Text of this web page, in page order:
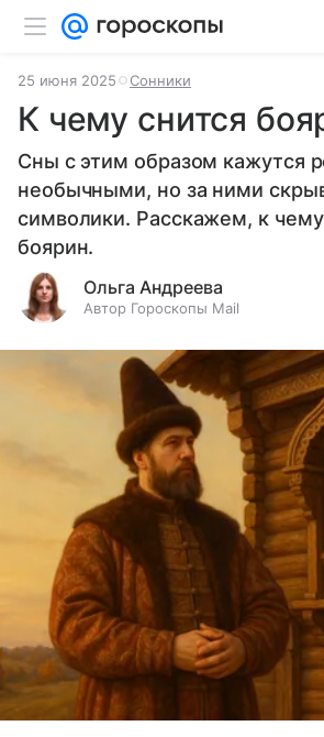
25 июня 2025 Сонники
К чему снится
Сны с этим образом кажутся
необычными, но за ними
символики. Расскажем, к чему
боярин.
Ольга Андреева
Автор Гороскопы Mail